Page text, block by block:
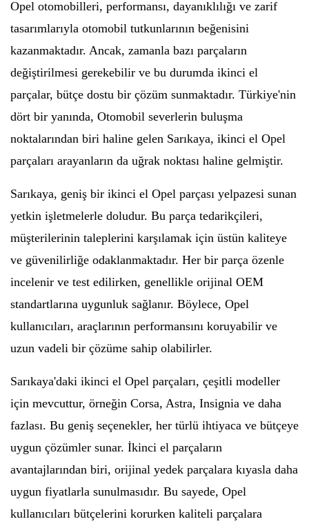
Opel otomobilleri, performansı, dayanıklılığı ve zarif
tasarımlarıyla otomobil tutkunlarının beğenisini
kazanmaktadır. Ancak, zamanla bazı parçaların
değiştirilmesi gerekebilir ve bu durumda ikinci el
parçalar, bütçe dostu bir çözüm sunmaktadır. Türkiye'nin
dört bir yanında, Otomobil severlerin buluşma
noktalarından biri haline gelen Sarıkaya, ikinci el Opel
parçaları arayanların da uğrak noktası haline gelmiştir.
Sarıkaya, geniş bir ikinci el Opel parçası yelpazesi sunan
yetkin işletmelerle doludur. Bu parça tedarikçileri,
müşterilerinin taleplerini karşılamak için üstün kaliteye
ve güvenilirliğe odaklanmaktadır. Her bir parça özenle
incelenir ve test edilirken, genellikle orijinal OEM
standartlarına uygunluk sağlanır. Böylece, Opel
kullanıcıları, araçlarının performansını koruyabilir ve
uzun vadeli bir çözüme sahip olabilirler.
Sarıkaya'daki ikinci el Opel parçaları, çeşitli modeller
için mevcuttur, örneğin Corsa, Astra, Insignia ve daha
fazlası. Bu geniş seçenekler, her türlü ihtiyaca ve bütçeye
uygun çözümler sunar. İkinci el parçaların
avantajlarından biri, orijinal yedek parçalara kıyasla daha
uygun fiyatlarla sunulmasıdır. Bu sayede, Opel
kullanıcıları bütçelerini korurken kaliteli parçalara